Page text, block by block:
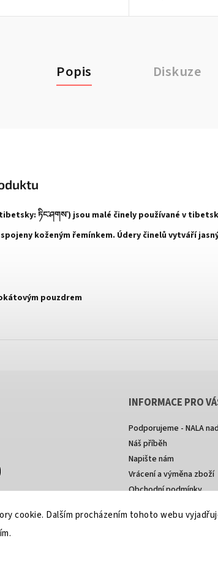
cookie. Dalším procházením tohoto webu
Popis Diskuze
ཏིང་ཤགས་) jsou malé činely používané v
koženým řemínkem. Údery činelů vytváří
pouzdrem
INFORMACE PRO
Podporujeme - NALA
Náš příběh
Napište nám
Vrácení a výměna zboží
Obchodní podmínky